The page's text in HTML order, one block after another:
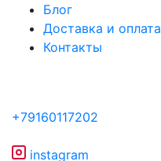
Блог
Доставка и оплата
Контакты
+79160117202
instagram